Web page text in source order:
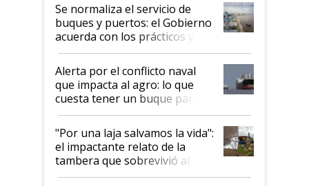
Se normaliza el servicio de
buques y puertos: el Gobierno
acuerda con los prácticos y
suspende el decreto de
desregulación
Alerta por el conflicto naval
que impacta al agro: lo que
cuesta tener un buque parado
y el peligro de que Argentina
pase a ser "país sucio"
"Por una laja salvamos la vida":
el impactante relato de la
tambera que sobrevivió al
tornado